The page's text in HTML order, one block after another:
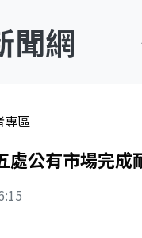
聞網
專區
處公有市場完成